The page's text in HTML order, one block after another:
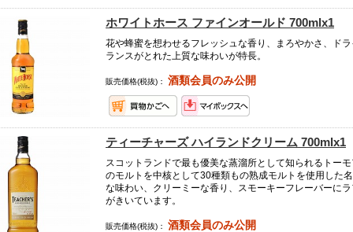
ホワイトホース ファインオールド 700mlx1
花や蜂蜜を想わせるフレッシュな香り、まろやかさ、ド
ランスがとれた上質な味わいが特長。
販売価格(税抜)： 酒類会員のみ公開
ティーチャーズ ハイランドクリーム 700mlx1
スコットランドで最も優美な蒸溜所として知られるトー
のモルトを中核として30種類もの熟成モルトを使用した
な味わい、クリーミーな香り、スモーキーフレーバーに
がきいています。
販売価格(税抜)： 酒類会員のみ公開